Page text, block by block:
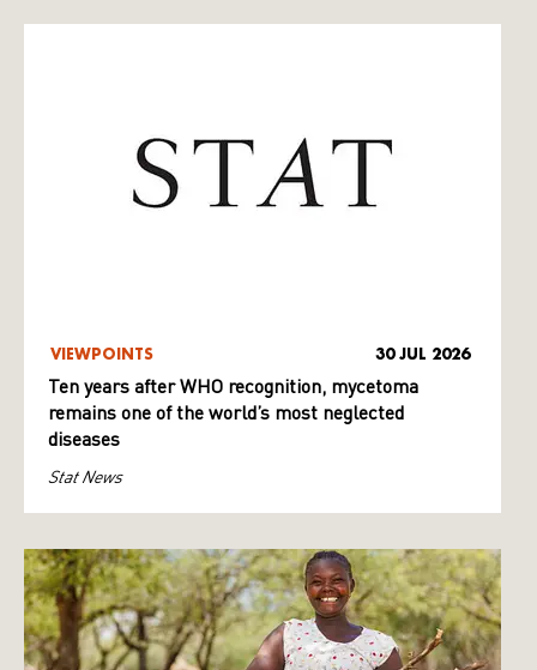
VIEWPOINTS 30 JUL 2026
Ten years after WHO recognition, mycetoma
remains one of the world’s most neglected
diseases
Stat News